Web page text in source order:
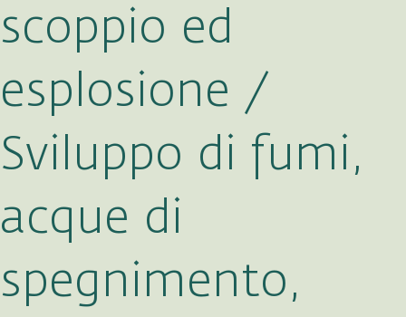
scoppio ed
esplosione /
Sviluppo di fumi,
acque di
spegnimento,